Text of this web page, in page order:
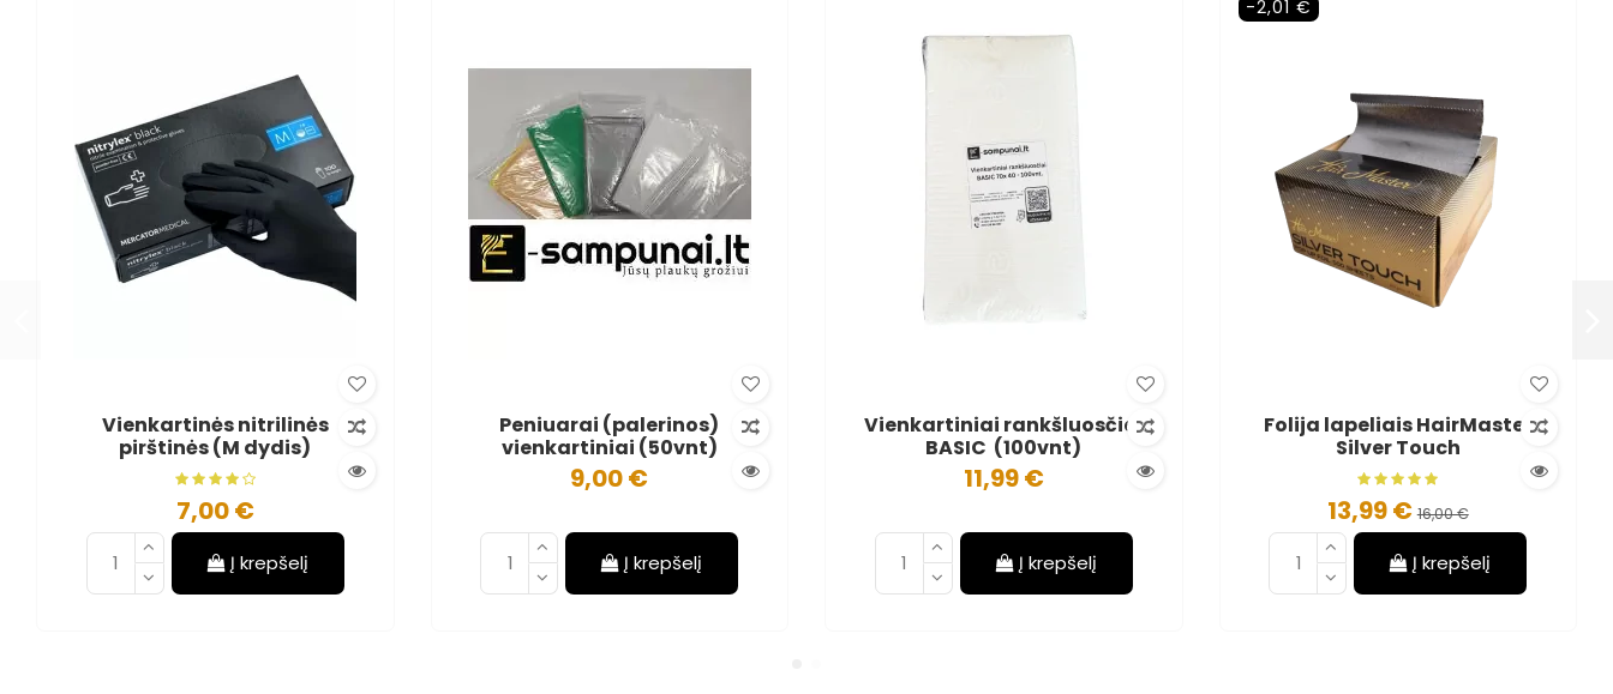
Vienkartinės nitrilinės
pirštinės (M dydis)
7,00 €
Į krepšelį
Peniuarai (palerinos)
vienkartiniai (50vnt)
9,00 €
Į krepšelį
Vienkartiniai rankšluosčiai
BASIC (100vnt)
11,99 €
Į krepšelį
-2,01 €
Folija lapeliais HairMaster
Silver Touch
13,99 €16,00 €
Į krepšelį